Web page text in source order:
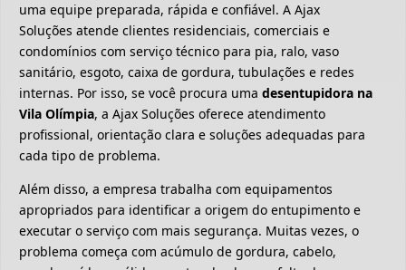
uma equipe preparada, rápida e confiável. A Ajax
Soluções atende clientes residenciais, comerciais e
condomínios com serviço técnico para pia, ralo, vaso
sanitário, esgoto, caixa de gordura, tubulações e redes
internas. Por isso, se você procura uma desentupidora na
Vila Olímpia, a Ajax Soluções oferece atendimento
profissional, orientação clara e soluções adequadas para
cada tipo de problema.
Além disso, a empresa trabalha com equipamentos
apropriados para identificar a origem do entupimento e
executar o serviço com mais segurança. Muitas vezes, o
problema começa com acúmulo de gordura, cabelo,